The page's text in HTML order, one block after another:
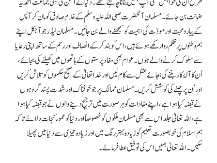
ضمانت بن جائے۔ مسلمان آنحضرت صلی اللہ علیہ وسلم کے غلامِ صادق کو مان کر آپس
کے پیار و محبت اور مودّت کی اہمیت کو سمجھنے والے بن جائیں۔ مسلمان لیڈر جو آجکل اپنے
ہم وطنوں پر ظلم روا رکھے ہوئے ہیں، اس کو بند کر کے انصاف اور رحم کے ساتھ اپنی رعایا
سے سلوک کرنے والے ہوں۔ عوام بھی مفاد پرستوں کے ہاتھوں میں کھیلنے کی بجائے،
اُن کا آلۂ کار بننے کی بجائے عقل سے کام لیں اور خدا تعالیٰ کے صحیح حکموں کو تلاش کریں
اور اُن پر چلنے کی کوشش کریں۔ مسلمان ممالک پر جو خوفناک اور شدت پسند گروہوں
نے قبضہ کیا ہوا ہے، اپنے مفادات کو ہر صورت میں ترجیح دینے والوں نے جو قبضہ کیا ہوا
ہے، اللہ تعالیٰ جلد اس سے بھی مسلمان ملکوں کو خصوصاً اور دنیا کو عموماً نجات دلائے تا کہ
ہم اسلام کی خوبصورت تعلیم کو زیادہ بہتر رنگ میں اور زیادہ تیزی سے دنیا میں پھیلا
سکیں۔ اللہ تعالیٰ ہمیں اس کی توفیق عطا فرمائے۔